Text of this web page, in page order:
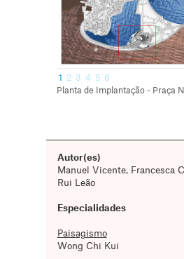
Planta de Implantação - Praça
1 2 3 4 5 6
Autor(es)
Manuel Vicente, Francesca
Rui Leão
Especialidades
Paisagismo
Wong Chi Kui